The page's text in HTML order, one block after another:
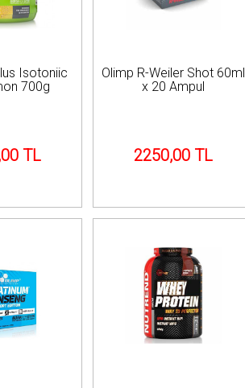
Isotoniic
700g
TL
Olimp R-Weiler Shot 60ml
x 20 Ampul
2250,00 TL